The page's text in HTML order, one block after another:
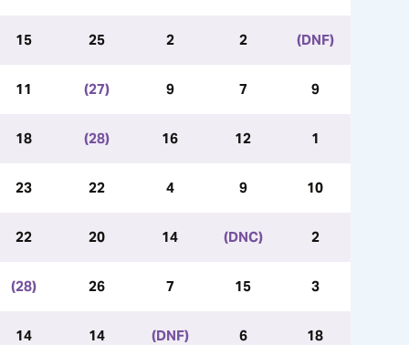
15 25 2 2 (DNF)
11 (27) 9 7 9
18 (28) 16 12 1
23 22 4 9 10
22 20 14 (DNC) 2
(28) 26 7 15 3
14 14 (DNF) 6 18